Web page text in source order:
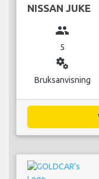
NISSAN JUKE
group
5
miscellaneous_services
Bruksanvisning